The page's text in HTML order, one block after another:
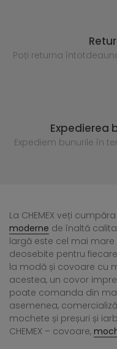
Poți returna
Expedierea
Expediem bunurile în
La CHEMEX veți
moderne de înaltă
largă este cel mai
deosebite pentru
la modă și covoare cu
acestea, un covor
poate comanda din
asemenea,
mochete și preșuri și
CHEMEX – covoare,